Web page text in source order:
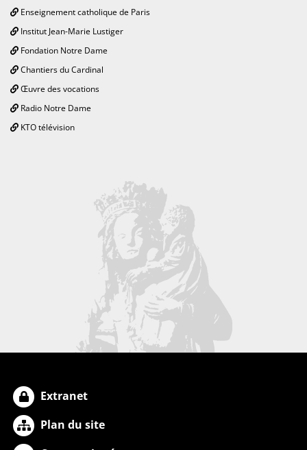
Enseignement catholique de Paris
Institut Jean-Marie Lustiger
Fondation Notre Dame
Chantiers du Cardinal
Œuvre des vocations
Radio Notre Dame
KTO télévision
Extranet
Plan du site